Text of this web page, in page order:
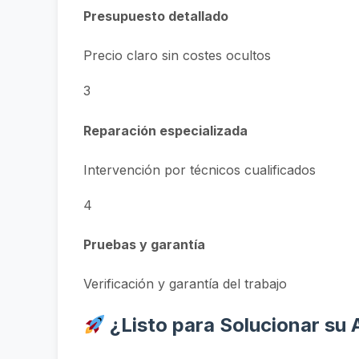
Presupuesto detallado
Precio claro sin costes ocultos
3
Reparación especializada
Intervención por técnicos cualificados
4
Pruebas y garantía
Verificación y garantía del trabajo
¿Listo para Solucionar su